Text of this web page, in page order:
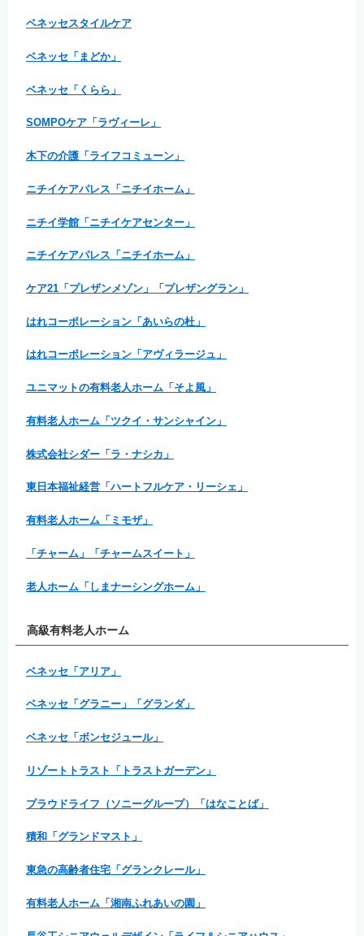
ベネッセスタイルケア
ベネッセ「まどか」
ベネッセ「くらら」
SOMPOケア「ラヴィーレ」
木下の介護「ライフコミューン」
ニチイケアパレス「ニチイホーム」
ニチイ学館「ニチイケアセンター」
ニチイケアパレス「ニチイホーム」
ケア21「プレザンメゾン」「プレザングラン」
はれコーポレーション「あいらの杜」
はれコーポレーション「アヴィラージュ」
ユニマットの有料老人ホーム「そよ風」
有料老人ホーム「ツクイ・サンシャイン」
株式会社シダー「ラ・ナシカ」
東日本福祉経営「ハートフルケア・リーシェ」
有料老人ホーム「ミモザ」
「チャーム」「チャームスイート」
老人ホーム「しまナーシングホーム」
高級有料老人ホーム
ベネッセ「アリア」
ベネッセ「グラニー」「グランダ」
ベネッセ「ボンセジュール」
リゾートトラスト「トラストガーデン」
プラウドライフ（ソニーグループ）「はなことば」
積和「グランドマスト」
東急の高齢者住宅「グランクレール」
有料老人ホーム「湘南ふれあいの園」